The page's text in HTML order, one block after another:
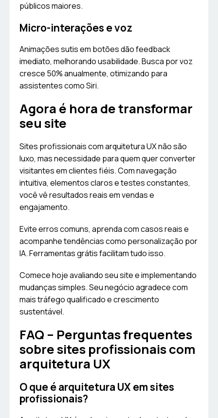
públicos maiores.
Micro-interações e voz
Animações sutis em botões dão feedback
imediato, melhorando usabilidade. Busca por voz
cresce 50% anualmente, otimizando para
assistentes como Siri.
Agora é hora de transformar
seu site
Sites profissionais com arquitetura UX não são
luxo, mas necessidade para quem quer converter
visitantes em clientes fiéis. Com navegação
intuitiva, elementos claros e testes constantes,
você vê resultados reais em vendas e
engajamento.
Evite erros comuns, aprenda com casos reais e
acompanhe tendências como personalização por
IA. Ferramentas grátis facilitam tudo isso.
Comece hoje avaliando seu site e implementando
mudanças simples. Seu negócio agradece com
mais tráfego qualificado e crescimento
sustentável.
FAQ – Perguntas frequentes
sobre sites profissionais com
arquitetura UX
O que é arquitetura UX em sites
profissionais?